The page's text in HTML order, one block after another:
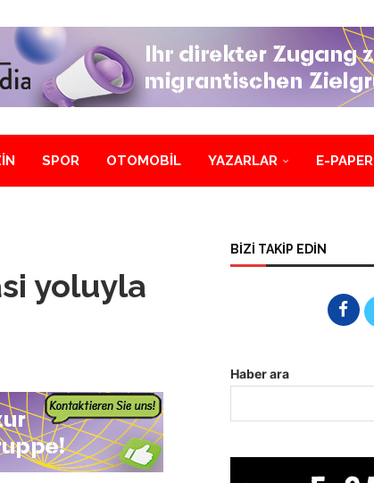
SPOR OTOMOBİL YAZARLAR E-PAPER
yoluyla
BİZİ TAKİP EDİN
Haber ara